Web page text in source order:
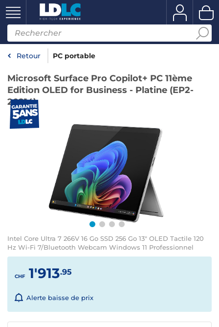
Retour PC portable
Microsoft Surface Pro Copilot+ PC 11ème
Edition OLED for Business - Platine (EP2-
20214)
Intel Core Ultra 7 266V 16 Go SSD 256 Go 13" OLED Tactile 120
Hz Wi-Fi 7/Bluetooth Webcam Windows 11 Professionnel
CHF 1'913.95
Alerte baisse de prix